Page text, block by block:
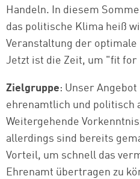
Handeln. In diesem
das politische Klima heiß
Veranstaltung der
Jetzt ist die Zeit, um "fit for
Zielgruppe: Unser
ehrenamtlich und politisch
Weitergehende
allerdings sind bereits
Vorteil, um schnell das
Ehrenamt übertragen zu